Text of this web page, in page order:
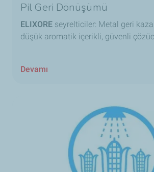
Pil Geri Dönüşümü
ELIXORE seyrelticiler: Metal geri
düşük aromatik içerikli, güvenli
Devamı